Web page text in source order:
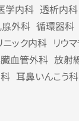
学内科 透析内科
外科 循環器科
ニック内科 リウ
血管外科 放射
耳鼻いんこう科